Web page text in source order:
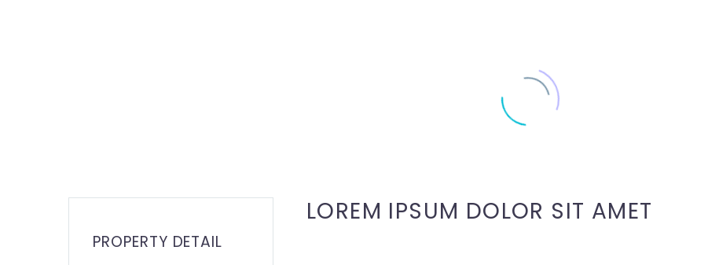
PROPERTY DETAIL
LOREM IPSUM DOLOR SIT AMET